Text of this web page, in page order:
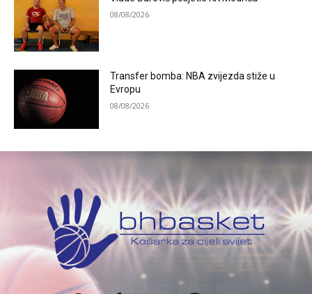
08/08/2026
Transfer bomba: NBA zvijezda stiže u
Evropu
08/08/2026